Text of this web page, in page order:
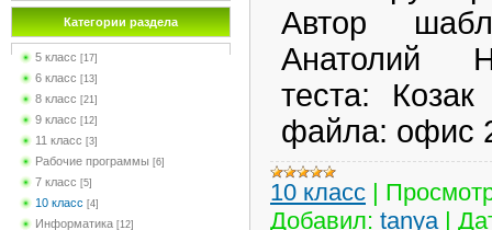
Категории раздела
5 класс [17]
6 класс [13]
8 класс [21]
9 класс [12]
11 класс [3]
Рабочие программы [6]
7 класс [5]
10 класс [4]
Информатика [12]
Автор
Анатолий
теста:
файла: офис
10 класс |
Добавил: tanya |